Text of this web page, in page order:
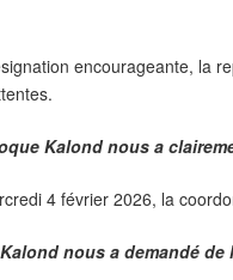
encourageante, la
Kalond nous a
4 février 2026, la
nous a demandé